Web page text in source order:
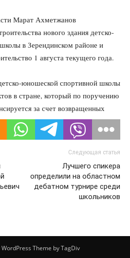
Марат Ахметжанов
нового здания детско-
в Зерендинском районе и
1 августа текущего года.
юношеской спортивной школы
в стране, который по поручению
за счет возвращенных
Следующая статья
Лучшего спикера
определили на областном
дебатном турнире среди
школьников
Theme by TagDiv